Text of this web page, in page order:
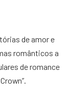
de amor e
românticos a
de romance